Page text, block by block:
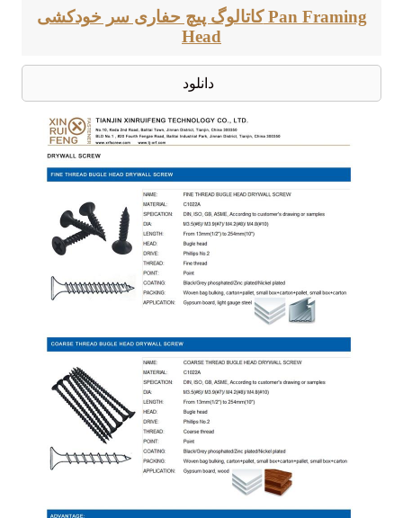
کاتالوگ پیچ حفاری سر خودکشی Pan Framing
Head
دانلود